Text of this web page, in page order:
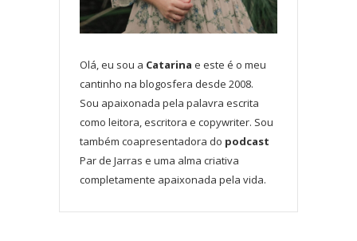
Olá, eu sou a Catarina e este é o meu
cantinho na blogosfera desde 2008.
Sou apaixonada pela palavra escrita
como leitora, escritora e copywriter. Sou
também coapresentadora do podcast
Par de Jarras e uma alma criativa
completamente apaixonada pela vida.